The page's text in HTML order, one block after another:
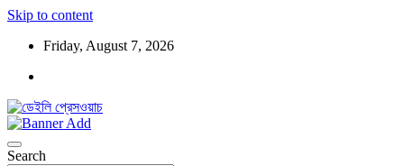
Skip to content
Friday, August 7, 2026
ডেইলি প্রেসওয়াচ
Search